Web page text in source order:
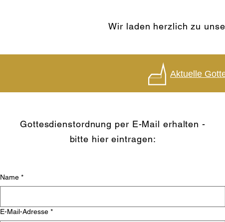
Wir laden herzlich zu
Aktuelle
Gottesdienstordnung per E-Mail erhalten -
bitte hier eintragen:
Name *
E-Mail-Adresse *